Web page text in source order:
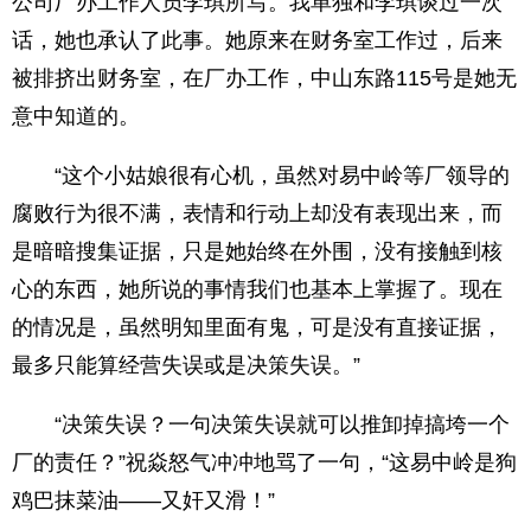
话，她也承认了此事。她原来在财务室工作过，后来
被排挤出财务室，在厂办工作，中山东路115号是她无
意中知道的。
“这个小姑娘很有心机，虽然对易中岭等厂领导的
腐败行为很不满，表情和行动上却没有表现出来，而
是暗暗搜集证据，只是她始终在外围，没有接触到核
心的东西，她所说的事情我们也基本上掌握了。现在
的情况是，虽然明知里面有鬼，可是没有直接证据，
最多只能算经营失误或是决策失误。”
“决策失误？一句决策失误就可以推卸掉搞垮一个
厂的责任？”祝焱怒气冲冲地骂了一句，“这易中岭是狗
鸡巴抹菜油——又奸又滑！”